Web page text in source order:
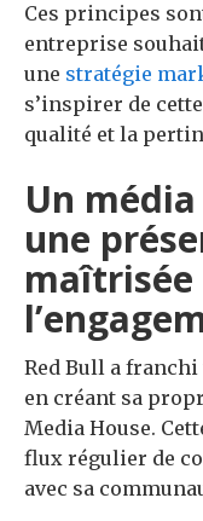
Ces principes
entreprise
une stratégie
s’inspirer de
qualité et la
Un
une
Red Bull a
en créant sa
Media House.
flux régulier de
avec sa